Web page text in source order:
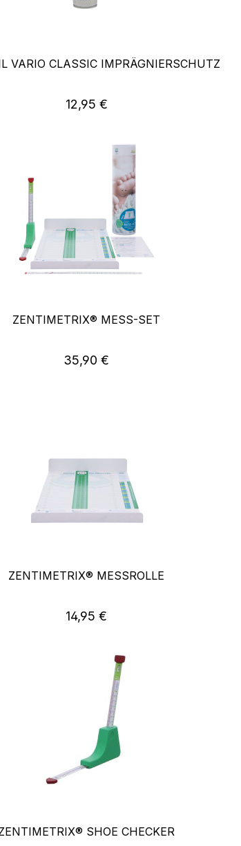
VARIO CLASSIC IMPRÄGNIERSCHUTZ
Regulärer Preis:
12,95 €
ZENTIMETRIX® MESS-SET
Regulärer Preis:
35,90 €
ZENTIMETRIX® MESSROLLE
Regulärer Preis:
14,95 €
SHOE CHECKER